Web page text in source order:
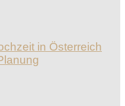
in Österreich